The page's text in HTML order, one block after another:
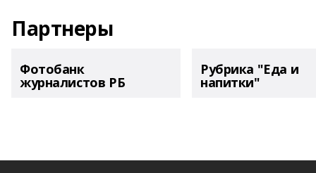
Партнеры
Фотобанк
журналистов РБ
Рубрика "Еда и
напитки"